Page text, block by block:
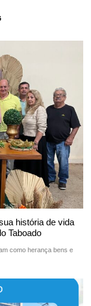
história de vida
Taboado
como herança bens e